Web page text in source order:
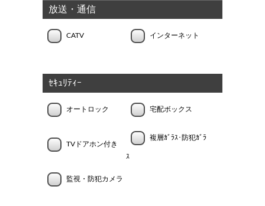
放送・通信
CATV インターネット
ｾｷｭﾘﾃｨｰ
オートロック 宅配ボックス
TVドアホン付き
複層ｶﾞﾗｽ･防犯ｶﾞﾗ
ｽ
監視・防犯カメラ